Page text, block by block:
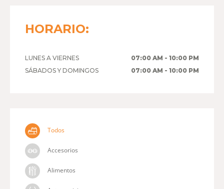
HORARIO:
LUNES A VIERNES
07:00 AM - 10:00 PM
SÁBADOS Y DOMINGOS
07:00 AM - 10:00 PM
Todos
Accesorios
Alimentos